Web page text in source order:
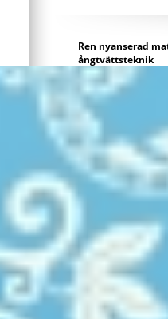
Ren nyanserad
ångtvättsteknik